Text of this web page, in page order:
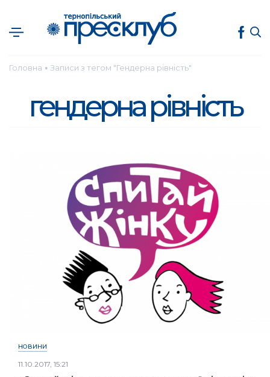
Головна ● Записи з тегом "Гендерна рівність"
гендерна рівність
НОВИНИ
11.10.2017, 15:21